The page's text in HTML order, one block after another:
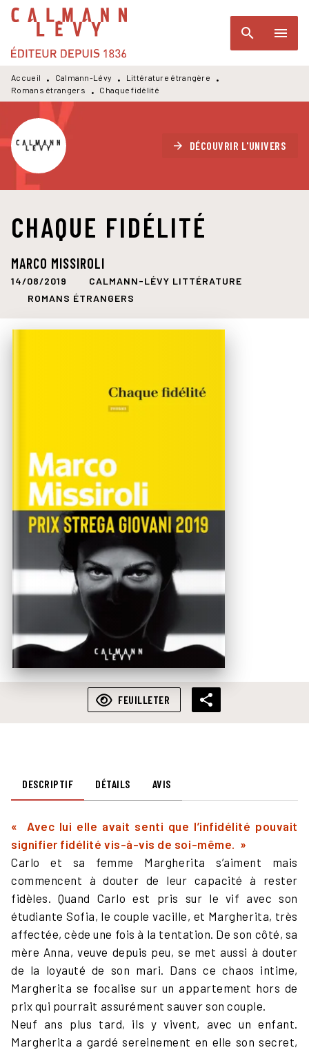
MENU RECHERCHE
PIED DE PAGE
search menu
Accueil • Calmann-Lévy • Littérature étrangère
•
Romans étrangers
• Chaque fidélité
arrow_forward DÉCOUVRIR L'UNIVERS
CHAQUE FIDÉLITÉ
MARCO MISSIROLI
14/08/2019
CALMANN-LÉVY LITTÉRATURE
ROMANS ÉTRANGERS
FEUILLETER
DESCRIPTIF DÉTAILS AVIS
« Avec lui elle avait senti que l’infidélité pouvait
signifier fidélité vis-à-vis de soi-même. »
Carlo et sa femme Margherita s’aiment mais
commencent à douter de leur capacité à rester
fidèles. Quand Carlo est pris sur le vif avec son
étudiante Sofia, le couple vacille, et Margherita, très
affectée, cède une fois à la tentation. De son côté, sa
mère Anna, veuve depuis peu, se met aussi à douter
de la loyauté de son mari. Dans ce chaos intime,
Margherita se focalise sur un appartement hors de
prix qui pourrait assurément sauver son couple.
Neuf ans plus tard, ils y vivent, avec un enfant.
Margherita a gardé sereinement en elle son secret,